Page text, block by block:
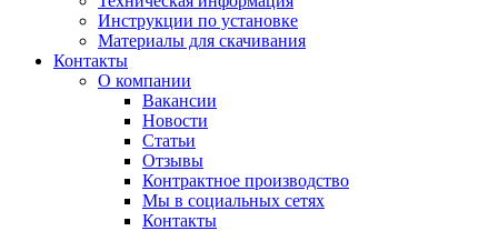
Инструкции по установке
Материалы для скачивания
Контакты
О компании
Вакансии
Новости
Статьи
Отзывы
Контрактное производство
Мы в социальных сетях
Контакты